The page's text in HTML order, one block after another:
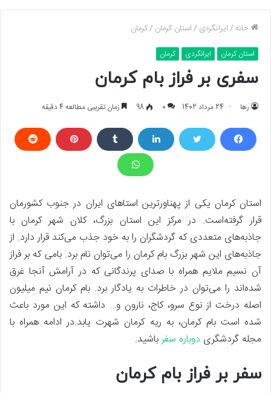
خانه /ایرانگردی /استان کرمان /کرمان
استان کرمان ایرانگردی کرمان
سفری بر فراز بام کرمان
رها 24 مرداد 1402 0
98 زمان تقریبی مطالعه 4 دقیقه
استان کرمان یکی از پهناورترین استا‌های ایران در جنوب کشورمان
قرار گرفته‌است. در مرکز این استان بزرگ، کلان شهر کرمان با
جاذبه‌های متعددی که گردشگران را به خود جذب می‌کند قرار دارد. از
جاذبه‌های این شهر بزرگ بام کرمان را می‌توان نام برد. بامی که بر فراز
آن نسیم ملایم همراه با صدای پرندگانی که در آرامش آنجا غرق
شده‌اند را می‌توان در خاطرات به یادگار برد. بام کرمان نیم میلیون
اصله درخت از نوع سرو، کاج، نارون و… داشته که این مورد باعث
شده است بام کرمان، به ریه کرمان شهرت یابد.در ادامه همراه با
مجله گردشگری دوباره سفرباشید.
سفر بر فراز بام کرمان